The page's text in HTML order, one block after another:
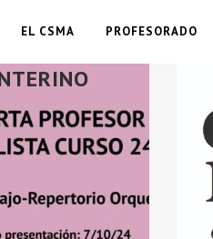
EL CSMA PROFESORADO